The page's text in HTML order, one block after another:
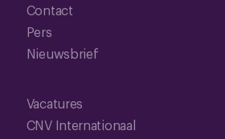
Contact
Pers
Nieuwsbrief
Vacatures
CNV Internationaal